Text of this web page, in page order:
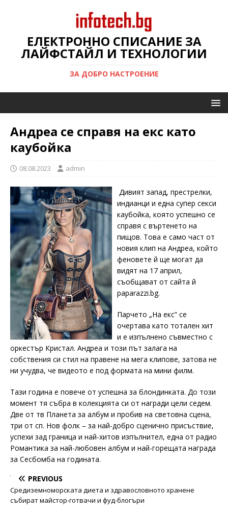
ЕЛЕКТРОННО СПИСАНИЕ ЗА
ЛАЙФСТАЙЛ И ТЕХНОЛОГИИ
ЗА ДОБРО НАСТРОЕНИЕ
Андреа се справя на екс като
каубойка
08.08.2023 admin
Дивият запад, престрелки,
индианци и една супер секси
каубойка, която успешно се
справя с въртенето на
пищов. Това е само част от
новия клип на Андреа, който
феновете й ще могат да
видят на 17 април,
съобщават от сайта й
paparazzi.bg.
Парчето „На екс” се
очертава като тотален хит
и е изпълнено съвместно с
оркестър Кристал. Андреа и този път залага на
собствения си стил на правене на мега клипове, затова не
ни учудва, че видеото е под формата на мини филм.
Тази година е повече от успешна за блондинката. До този
момент тя събра в колекцията си от награди цели седем.
Две от тв Планета за албум и пробив на световна сцена,
три от сп. Нов фолк – за най-добро сценично присъствие,
успехи зад граница и най-хитов изпълнител, една от радио
Романтика за най-любовен албум и най-горещата награда
за Сесбомба на годината.
PREVIOUS
Средиземноморската диета и здравословното хранене
събират майстор-готвачи и фуд-блогъри